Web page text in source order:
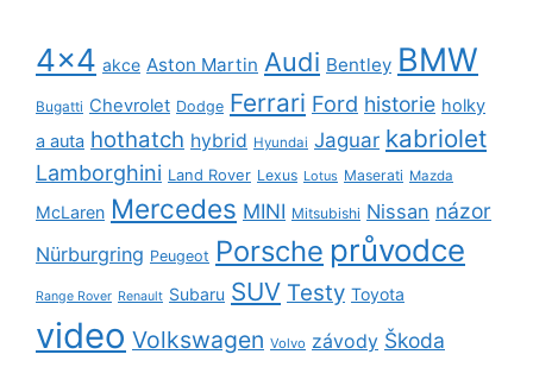
4x4 akce Aston Martin Audi Bentley BMW
Bugatti Chevrolet Dodge Ferrari Ford historie holky
a auta hothatch hybrid Hyundai Jaguar kabriolet
Lamborghini Land Rover Lexus Lotus Maserati Mazda
McLaren Mercedes MINI Mitsubishi Nissan názor
Nürburgring Peugeot Porsche průvodce
Range Rover Renault Subaru SUV Testy Toyota
video Volkswagen Volvo závody Škoda